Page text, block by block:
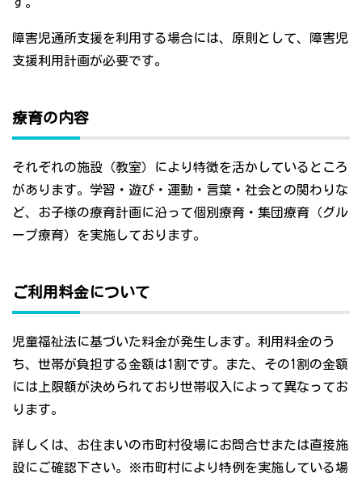
す。
障害児通所支援を利用する場合には、原則として、障害児
支援利用計画が必要です。
療育の内容
それぞれの施設（教室）により特徴を活かしているところ
があります。学習・遊び・運動・言葉・社会との関わりな
ど、お子様の療育計画に沿って個別療育・集団療育（グル
ープ療育）を実施しております。
ご利用料金について
児童福祉法に基づいた料金が発生します。利用料金のう
ち、世帯が負担する金額は1割です。また、その1割の金額
には上限額が決められており世帯収入によって異なってお
ります。
詳しくは、お住まいの市町村役場にお問合せまたは直接施
設にご確認下さい。※市町村により特例を実施している場